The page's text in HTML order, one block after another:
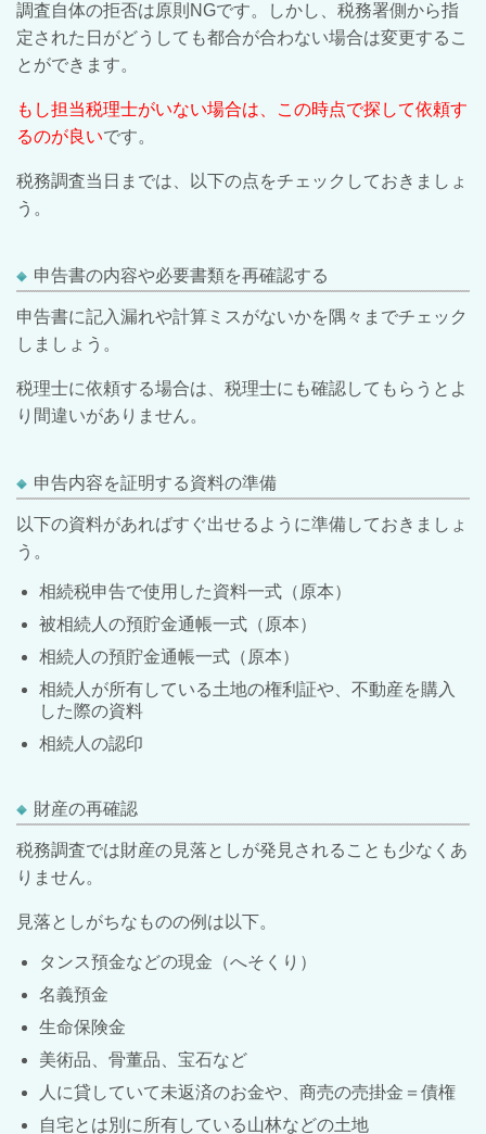
調査自体の拒否は原則NGです。しかし、税務署側から指
定された日がどうしても都合が合わない場合は変更するこ
とができます。
もし担当税理士がいない場合は、この時点で探して依頼す
るのが良いです。
税務調査当日までは、以下の点をチェックしておきましょ
う。
申告書の内容や必要書類を再確認する
申告書に記入漏れや計算ミスがないかを隅々までチェック
しましょう。
税理士に依頼する場合は、税理士にも確認してもらうとよ
り間違いがありません。
申告内容を証明する資料の準備
以下の資料があればすぐ出せるように準備しておきましょ
う。
相続税申告で使用した資料一式（原本）
被相続人の預貯金通帳一式（原本）
相続人の預貯金通帳一式（原本）
相続人が所有している土地の権利証や、不動産を購入
した際の資料
相続人の認印
財産の再確認
税務調査では財産の見落としが発見されることも少なくあ
りません。
見落としがちなものの例は以下。
タンス預金などの現金（へそくり）
名義預金
生命保険金
美術品、骨董品、宝石など
人に貸していて未返済のお金や、商売の売掛金＝債権
自宅とは別に所有している山林などの土地